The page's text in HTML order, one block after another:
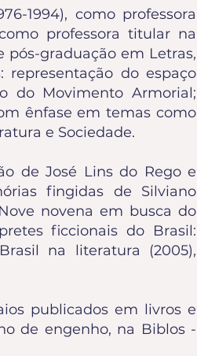
1994), como professora
professora titular na
pós-graduação em Letras,
do espaço
do Movimento Armorial;
ênfase em temas como
e Sociedade.
de José Lins do Rego e
fingidas de Silviano
novena em busca do
ficcionais do Brasil:
na literatura (2005),
publicados em livros e
de engenho, na Biblos -